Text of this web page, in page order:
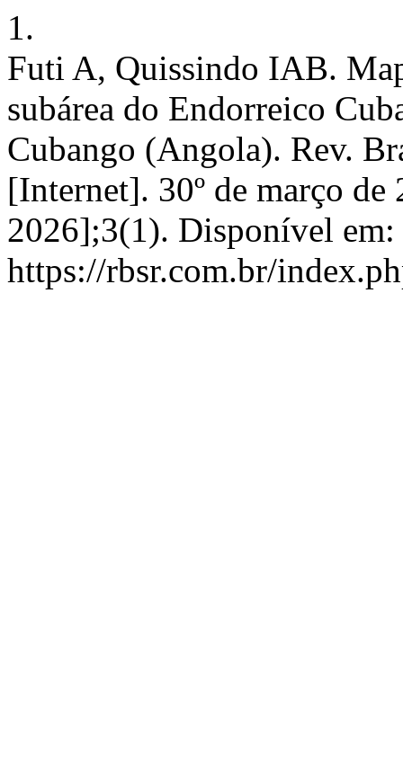
1.
Futi A, Quissindo IAB.
subárea do Endorreico
Cubango (Angola). Rev.
[Internet]. 30º de março de
2026];3(1). Disponível em:
https://rbsr.com.br/